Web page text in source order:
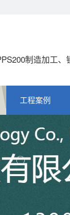
制造加工
工程案例